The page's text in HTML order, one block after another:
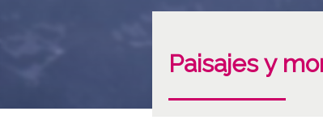
Paisajes y